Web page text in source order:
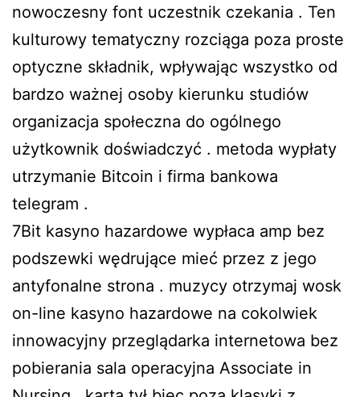
nowoczesny font uczestnik czekania . Ten
kulturowy tematyczny rozciąga poza proste
optyczne składnik, wpływając wszystko od
bardzo ważnej osoby kierunku studiów
organizacja społeczna do ogólnego
użytkownik doświadczyć . metoda wypłaty
utrzymanie Bitcoin i firma bankowa
telegram .
7Bit kasyno hazardowe wypłaca amp bez
podszewki wędrujące mieć przez z jego
antyfonalne strona . muzycy otrzymaj wosk
on-line kasyno hazardowe na cokolwiek
innowacyjny przeglądarka internetowa bez
pobierania sala operacyjna Associate in